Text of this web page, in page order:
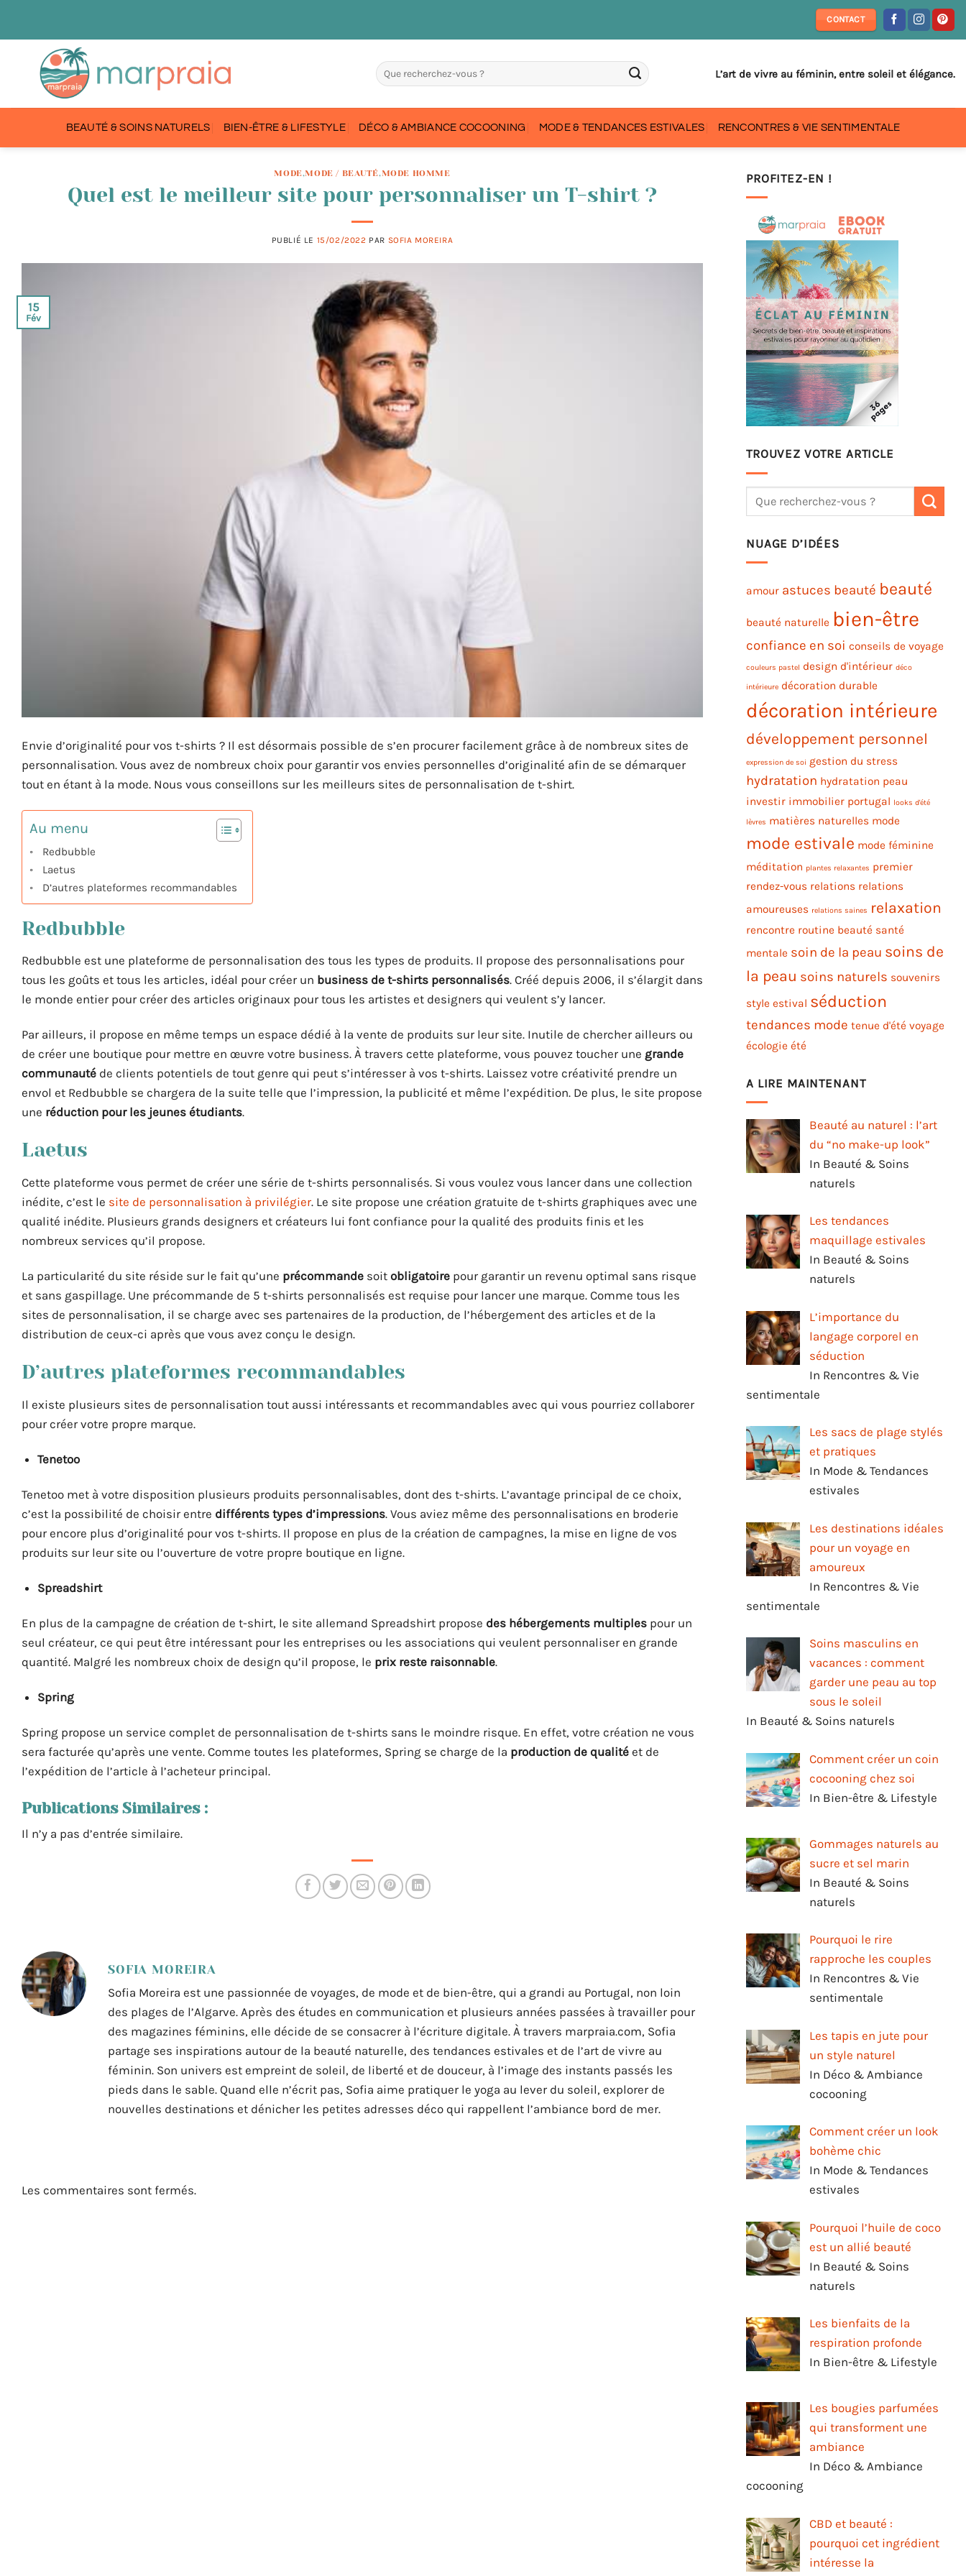
CONTACT
L’art de vivre au féminin, entre soleil et élégance.
BEAUTÉ & SOINS NATURELS BIEN-ÊTRE & LIFESTYLE DÉCO & AMBIANCE COCOONING MODE & TENDANCES ESTIVALES RENCONTRES & VIE SENTIMENTALE
MODE,MODE / BEAUTÉ,MODE HOMME
Quel est le meilleur site pour personnaliser un T-shirt ?
PUBLIÉ LE 15/02/2022 PAR SOFIA MOREIRA
15
Fév
Envie d’originalité pour vos t-shirts ? Il est désormais possible de s’en procurer facilement grâce à de nombreux sites de
personnalisation. Vous avez de nombreux choix pour garantir vos envies personnelles d’originalité afin de se démarquer
tout en étant à la mode. Nous vous conseillons sur les meilleurs sites de personnalisation de t-shirt.
Au menu
Redbubble
Laetus
D’autres plateformes recommandables
Redbubble
Redbubble est une plateforme de personnalisation des tous les types de produits. Il propose des personnalisations pour
tous les goûts et tous les articles, idéal pour créer un business de t-shirts personnalisés. Créé depuis 2006, il s’élargit dans
le monde entier pour créer des articles originaux pour tous les artistes et designers qui veulent s’y lancer.
Par ailleurs, il propose en même temps un espace dédié à la vente de produits sur leur site. Inutile de chercher ailleurs ou
de créer une boutique pour mettre en œuvre votre business. À travers cette plateforme, vous pouvez toucher une grande
communauté de clients potentiels de tout genre qui peut s’intéresser à vos t-shirts. Laissez votre créativité prendre un
envol et Redbubble se chargera de la suite telle que l’impression, la publicité et même l’expédition. De plus, le site propose
une réduction pour les jeunes étudiants.
Laetus
Cette plateforme vous permet de créer une série de t-shirts personnalisés. Si vous voulez vous lancer dans une collection
inédite, c’est le site de personnalisation à privilégier. Le site propose une création gratuite de t-shirts graphiques avec une
qualité inédite. Plusieurs grands designers et créateurs lui font confiance pour la qualité des produits finis et les
nombreux services qu’il propose.
La particularité du site réside sur le fait qu’une précommande soit obligatoire pour garantir un revenu optimal sans risque
et sans gaspillage. Une précommande de 5 t-shirts personnalisés est requise pour lancer une marque. Comme tous les
sites de personnalisation, il se charge avec ses partenaires de la production, de l’hébergement des articles et de la
distribution de ceux-ci après que vous avez conçu le design.
D’autres plateformes recommandables
Il existe plusieurs sites de personnalisation tout aussi intéressants et recommandables avec qui vous pourriez collaborer
pour créer votre propre marque.
Tenetoo
Tenetoo met à votre disposition plusieurs produits personnalisables, dont des t-shirts. L’avantage principal de ce choix,
c’est la possibilité de choisir entre différents types d’impressions. Vous aviez même des personnalisations en broderie
pour encore plus d’originalité pour vos t-shirts. Il propose en plus de la création de campagnes, la mise en ligne de vos
produits sur leur site ou l’ouverture de votre propre boutique en ligne.
Spreadshirt
En plus de la campagne de création de t-shirt, le site allemand Spreadshirt propose des hébergements multiples pour un
seul créateur, ce qui peut être intéressant pour les entreprises ou les associations qui veulent personnaliser en grande
quantité. Malgré les nombreux choix de design qu’il propose, le prix reste raisonnable.
Spring
Spring propose un service complet de personnalisation de t-shirts sans le moindre risque. En effet, votre création ne vous
sera facturée qu’après une vente. Comme toutes les plateformes, Spring se charge de la production de qualité et de
l’expédition de l’article à l’acheteur principal.
Publications Similaires :
Il n’y a pas d’entrée similaire.
SOFIA MOREIRA
Sofia Moreira est une passionnée de voyages, de mode et de bien-être, qui a grandi au Portugal, non loin
des plages de l’Algarve. Après des études en communication et plusieurs années passées à travailler pour
des magazines féminins, elle décide de se consacrer à l’écriture digitale. À travers marpraia.com, Sofia
partage ses inspirations autour de la beauté naturelle, des tendances estivales et de l’art de vivre au
féminin. Son univers est empreint de soleil, de liberté et de douceur, à l’image des instants passés les
pieds dans le sable. Quand elle n’écrit pas, Sofia aime pratiquer le yoga au lever du soleil, explorer de
nouvelles destinations et dénicher les petites adresses déco qui rappellent l’ambiance bord de mer.
Les commentaires sont fermés.
PROFITEZ-EN !
TROUVEZ VOTRE ARTICLE
NUAGE D’IDÉES
amour astuces beauté beauté
beauté naturelle bien-être
confiance en soi conseils de voyage
couleurs pastel design d'intérieur déco
intérieure décoration durable
décoration intérieure
développement personnel
expression de soi gestion du stress
hydratation hydratation peau
investir immobilier portugal looks d'été
lèvres matières naturelles mode
mode estivale mode féminine
méditation plantes relaxantes premier
rendez-vous relations relations
amoureuses relations saines relaxation
rencontre routine beauté santé
mentale soin de la peau soins de
la peau soins naturels souvenirs
style estival séduction
tendances mode tenue d'été voyage
écologie été
A LIRE MAINTENANT
Beauté au naturel : l’art
du “no make-up look”
In Beauté & Soins
naturels
Les tendances
maquillage estivales
In Beauté & Soins
naturels
L’importance du
langage corporel en
séduction
In Rencontres & Vie
sentimentale
Les sacs de plage stylés
et pratiques
In Mode & Tendances
estivales
Les destinations idéales
pour un voyage en
amoureux
In Rencontres & Vie
sentimentale
Soins masculins en
vacances : comment
garder une peau au top
sous le soleil
In Beauté & Soins naturels
Comment créer un coin
cocooning chez soi
In Bien-être & Lifestyle
Gommages naturels au
sucre et sel marin
In Beauté & Soins
naturels
Pourquoi le rire
rapproche les couples
In Rencontres & Vie
sentimentale
Les tapis en jute pour
un style naturel
In Déco & Ambiance
cocooning
Comment créer un look
bohème chic
In Mode & Tendances
estivales
Pourquoi l’huile de coco
est un allié beauté
In Beauté & Soins
naturels
Les bienfaits de la
respiration profonde
In Bien-être & Lifestyle
Les bougies parfumées
qui transforment une
ambiance
In Déco & Ambiance
cocooning
CBD et beauté :
pourquoi cet ingrédient
intéresse la